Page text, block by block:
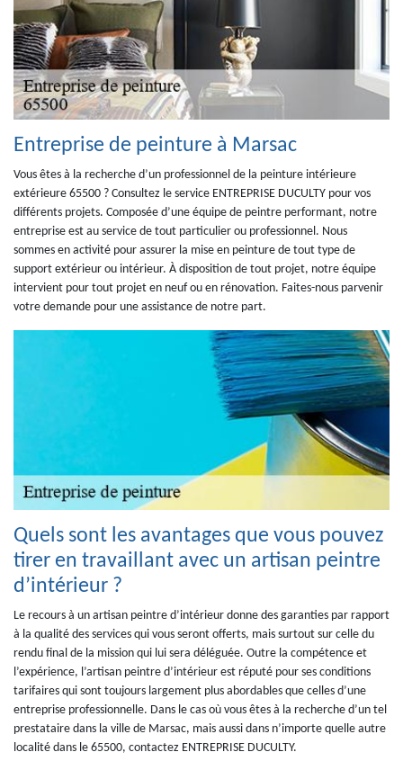
Entreprise de peinture à Marsac
Vous êtes à la recherche d’un professionnel de la peinture intérieure
extérieure 65500 ? Consultez le service ENTREPRISE DUCULTY pour vos
différents projets. Composée d’une équipe de peintre performant, notre
entreprise est au service de tout particulier ou professionnel. Nous
sommes en activité pour assurer la mise en peinture de tout type de
support extérieur ou intérieur. À disposition de tout projet, notre équipe
intervient pour tout projet en neuf ou en rénovation. Faites-nous parvenir
votre demande pour une assistance de notre part.
Quels sont les avantages que vous pouvez
tirer en travaillant avec un artisan peintre
d’intérieur ?
Le recours à un artisan peintre d’intérieur donne des garanties par rapport
à la qualité des services qui vous seront offerts, mais surtout sur celle du
rendu final de la mission qui lui sera déléguée. Outre la compétence et
l’expérience, l’artisan peintre d’intérieur est réputé pour ses conditions
tarifaires qui sont toujours largement plus abordables que celles d’une
entreprise professionnelle. Dans le cas où vous êtes à la recherche d’un tel
prestataire dans la ville de Marsac, mais aussi dans n’importe quelle autre
localité dans le 65500, contactez ENTREPRISE DUCULTY.